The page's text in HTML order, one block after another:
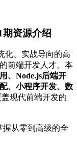
期资源介绍
化、实战导向的高
前端开发人才。本
、Node.js后端开
、小程序开发、数
现代前端开发的
从零到高级的全